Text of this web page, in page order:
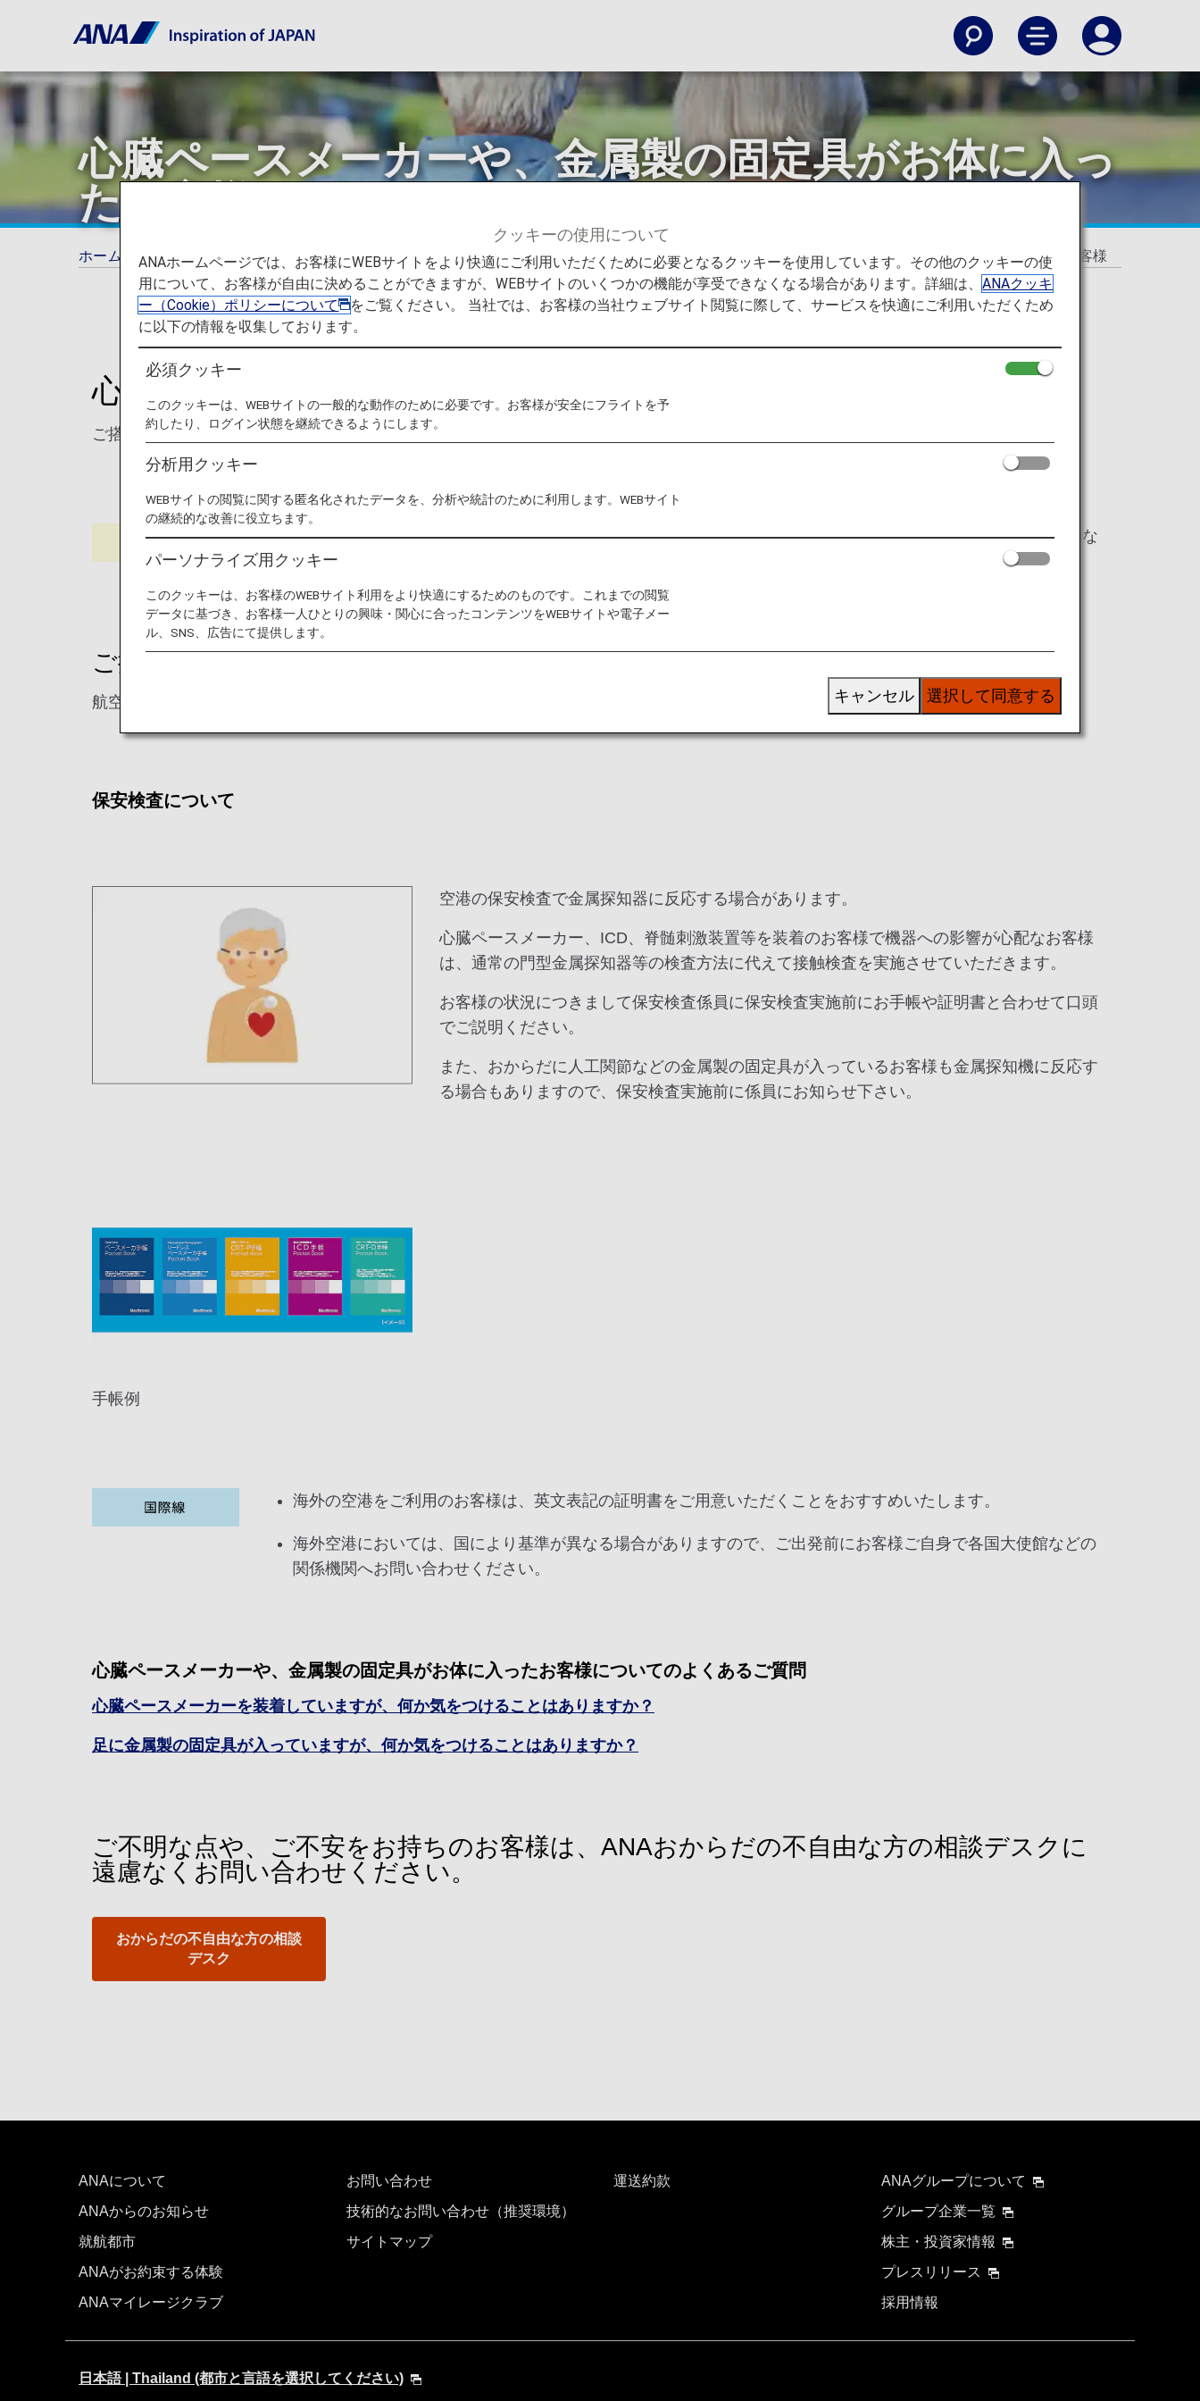
心臓ペースメーカーや、金属製の固定具がお体に入っ
たお客様
ホーム ご旅行の準備 お手伝いが必要なお客様へのご案内 病気やけがのあるお客様 心臓ペースメーカーや、金属製の固定具がお体に入ったお客様
心臓ペースメーカーや、金属製の固定具がお体に入ったお客様
ご搭乗時の注意事項のご案内です。
「日本国内線」「国際線」アイコンの記載がある項目は、日本国内線と国際線で内容が異な
ります。アイコンの記載がない項目は、日本国内線と国際線で同様の内容となります。
ご搭乗時の注意事項
航空機のご搭乗には問題ありませんので、事前申告や医師の診断書のご提示は必要ありません。
保安検査について
空港の保安検査で金属探知器に反応する場合があります。
心臓ペースメーカー、ICD、脊髄刺激装置等を装着のお客様で機器への影響が心配なお客様
は、通常の門型金属探知器等の検査方法に代えて接触検査を実施させていただきます。
お客様の状況につきまして保安検査係員に保安検査実施前にお手帳や証明書と合わせて口頭
でご説明ください。
また、おからだに人工関節などの金属製の固定具が入っているお客様も金属探知機に反応す
る場合もありますので、保安検査実施前に係員にお知らせ下さい。
手帳例
海外の空港をご利用のお客様は、英文表記の証明書をご用意いただくことをおすすめいたします。
海外空港においては、国により基準が異なる場合がありますので、ご出発前にお客様ご自身で各国大使館などの
関係機関へお問い合わせください。
心臓ペースメーカーや、金属製の固定具がお体に入ったお客様についてのよくあるご質問
心臓ペースメーカーを装着していますが、何か気をつけることはありますか？
足に金属製の固定具が入っていますが、何か気をつけることはありますか？
ご不明な点や、ご不安をお持ちのお客様は、ANAおからだの不自由な方の相談デスクに
遠慮なくお問い合わせください。
おからだの不自由な方の相談
デスク
ANAについて
ANAからのお知らせ
就航都市
ANAがお約束する体験
ANAマイレージクラブ
お問い合わせ
技術的なお問い合わせ（推奨環境）
サイトマップ
運送約款
ANAグループについて
グループ企業一覧
株主・投資家情報
プレスリリース
採用情報
日本語 | Thailand (都市と言語を選択してください)
クッキーの使用について
ANAホームページでは、お客様にWEBサイトをより快適にご利用いただくために必要となるクッキーを使用しています。その他のクッキーの使
用について、お客様が自由に決めることができますが、WEBサイトのいくつかの機能が享受できなくなる場合があります。詳細は、ANAクッキ
ー（Cookie）ポリシーについて
をご覧ください。 当社では、お客様の当社ウェブサイト閲覧に際して、サービスを快適にご利用いただくため
に以下の情報を収集しております。
必須クッキー
このクッキーは、WEBサイトの一般的な動作のために必要です。お客様が安全にフライトを予
約したり、ログイン状態を継続できるようにします。
分析用クッキー
WEBサイトの閲覧に関する匿名化されたデータを、分析や統計のために利用します。WEBサイト
の継続的な改善に役立ちます。
パーソナライズ用クッキー
このクッキーは、お客様のWEBサイト利用をより快適にするためのものです。これまでの閲覧
データに基づき、お客様一人ひとりの興味・関心に合ったコンテンツをWEBサイトや電子メー
ル、SNS、広告にて提供します。
選択して同意する
キャンセル